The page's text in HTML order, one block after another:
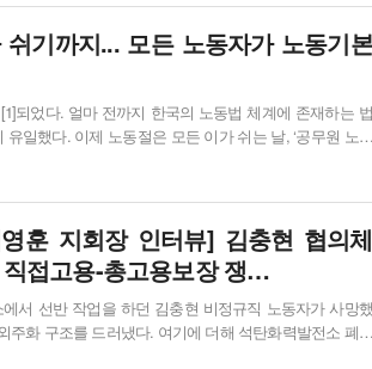
랑하고 생활공동체로 사는 삶이 차별당하는 문제다. ...
기까지... 모든 노동자가 노동기본
되었다. 얼마 전까지 한국의 노동법 체계에 존재하는 법
유일했다. 이제 노동절은 모든 이가 쉬는 날, ‘공무원 노동
의 위선과 노동자운동 포섭전략이 있지만, 무엇보다 공
쓴 민...
훈 지회장 인터뷰] 김충현 협의체
접고용-총고용보장 쟁…
서 선반 작업을 하던 김충현 비정규직 노동자가 사망했
주화 구조를 드러냈다. 여기에 더해 석탄화력발전소 폐쇄
앞두고, 사측은 하청업체 노동자들을 단기계약직으로